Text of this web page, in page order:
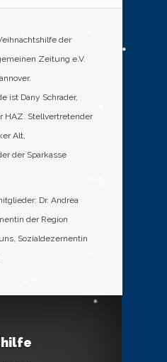
der
Zeitung e.V.
ist Dany Schrader,
HAZ. Stellvertretender
Alt,
der Sparkasse
Dr. Andrea
der Region
Sozialdezernentin